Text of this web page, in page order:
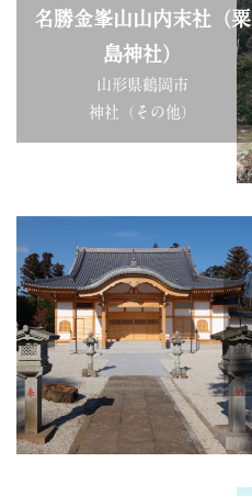
名勝金峯山山内末社（粟
島神社）
山形県鶴岡市
神社（その他）